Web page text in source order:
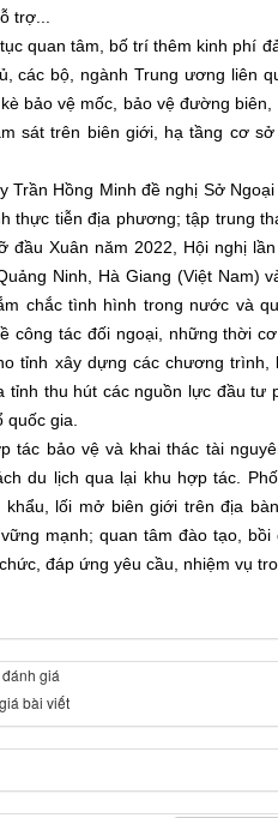
trợ...
quan tâm, bố trí thêm kinh phí
các bộ, ngành Trung ương liên
bảo vệ mốc, bảo vệ đường
sát trên biên giới, hạ tầng cơ
Trần Hồng Minh đề nghị Sở
thực tiễn địa phương; tập trung
đầu Xuân năm 2022, Hội nghị
Ninh, Hà Giang (Việt Nam)
chắc tình hình trong nước và
công tác đối ngoại, những thời
tỉnh xây dựng các chương
tỉnh thu hút các nguồn lực đầu tư
quốc gia.
tác bảo vệ và khai thác tài
du lịch qua lại khu hợp tác.
lối mở biên giới trên địa
mạnh; quan tâm đào tạo,
đáp ứng yêu cầu, nhiệm vụ
giá
bài viết